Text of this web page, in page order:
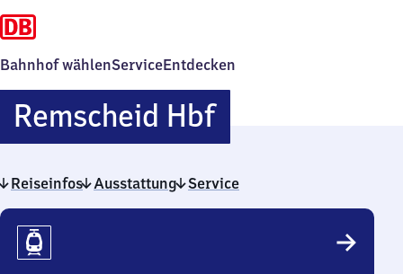
Bahnhof wählenServiceEntdecken
Remscheid HbfRemscheid
Hauptbahnhof
Reiseinfos Ausstattung Service
Reiseinfos